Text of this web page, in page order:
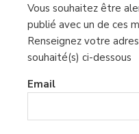
Vous souhaitez être
publié avec un de ces
Renseignez votre
souhaité(s) ci-dessous
Email